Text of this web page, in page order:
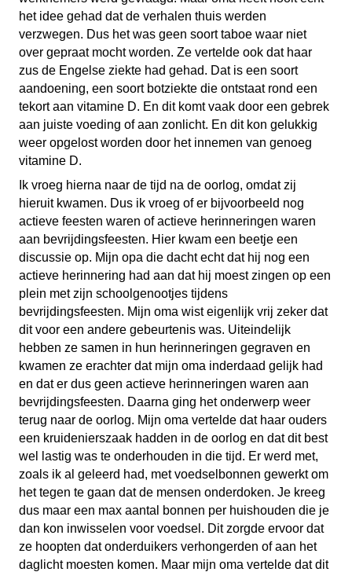
het idee gehad dat de verhalen thuis werden
verzwegen. Dus het was geen soort taboe waar niet
over gepraat mocht worden. Ze vertelde ook dat haar
zus de Engelse ziekte had gehad. Dat is een soort
aandoening, een soort botziekte die ontstaat rond een
tekort aan vitamine D. En dit komt vaak door een gebrek
aan juiste voeding of aan zonlicht. En dit kon gelukkig
weer opgelost worden door het innemen van genoeg
vitamine D.
Ik vroeg hierna naar de tijd na de oorlog, omdat zij
hieruit kwamen. Dus ik vroeg of er bijvoorbeeld nog
actieve feesten waren of actieve herinneringen waren
aan bevrijdingsfeesten. Hier kwam een beetje een
discussie op. Mijn opa die dacht echt dat hij nog een
actieve herinnering had aan dat hij moest zingen op een
plein met zijn schoolgenootjes tijdens
bevrijdingsfeesten. Mijn oma wist eigenlijk vrij zeker dat
dit voor een andere gebeurtenis was. Uiteindelijk
hebben ze samen in hun herinneringen gegraven en
kwamen ze erachter dat mijn oma inderdaad gelijk had
en dat er dus geen actieve herinneringen waren aan
bevrijdingsfeesten. Daarna ging het onderwerp weer
terug naar de oorlog. Mijn oma vertelde dat haar ouders
een kruidenierszaak hadden in de oorlog en dat dit best
wel lastig was te onderhouden in die tijd. Er werd met,
zoals ik al geleerd had, met voedselbonnen gewerkt om
het tegen te gaan dat de mensen onderdoken. Je kreeg
dus maar een max aantal bonnen per huishouden die je
dan kon inwisselen voor voedsel. Dit zorgde ervoor dat
ze hoopten dat onderduikers verhongerden of aan het
daglicht moesten komen. Maar mijn oma vertelde dat dit